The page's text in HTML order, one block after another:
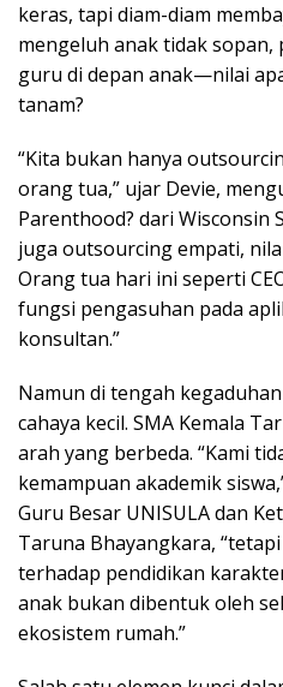
keras, tapi diam-diam
mengeluh anak tidak sopan,
guru di depan anak—nilai
tanam?
“Kita bukan hanya
orang tua,” ujar Devie,
Parenthood? dari Wisconsin
juga outsourcing empati,
Orang tua hari ini seperti
fungsi pengasuhan pada
konsultan.”
Namun di tengah
cahaya kecil. SMA Kemala
arah yang berbeda. “Kami
kemampuan akademik
Guru Besar UNISULA dan
Taruna Bhayangkara,
terhadap pendidikan
anak bukan dibentuk oleh
ekosistem rumah.”